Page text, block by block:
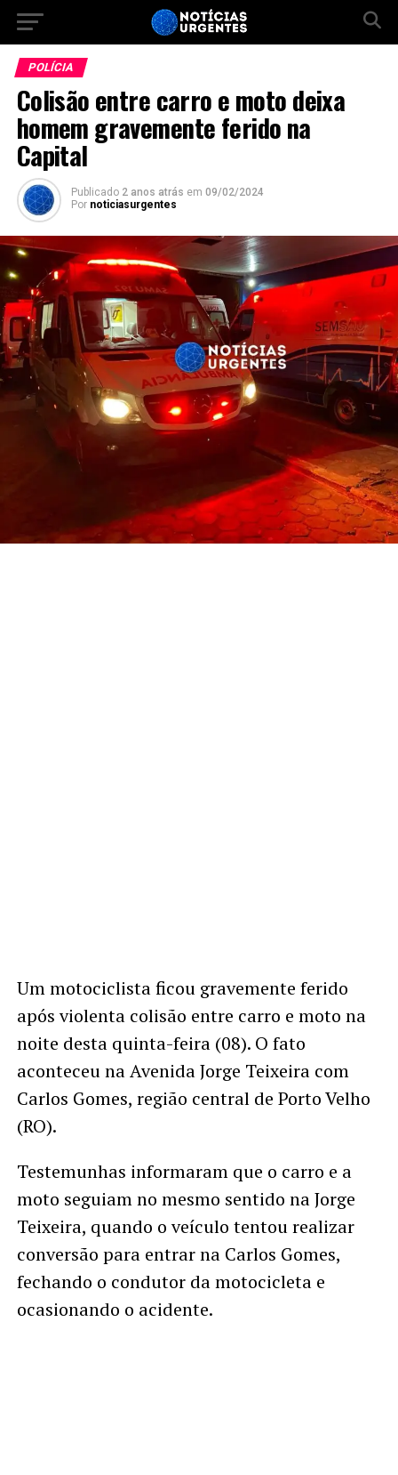
POLÍCIA
Colisão entre carro e moto deixa
homem gravemente ferido na
Capital
Publicado 2 anos atrás em 09/02/2024
Por noticiasurgentes
Um motociclista ficou gravemente ferido
após violenta colisão entre carro e moto na
noite desta quinta-feira (08). O fato
aconteceu na Avenida Jorge Teixeira com
Carlos Gomes, região central de Porto Velho
(RO).
Testemunhas informaram que o carro e a
moto seguiam no mesmo sentido na Jorge
Teixeira, quando o veículo tentou realizar
conversão para entrar na Carlos Gomes,
fechando o condutor da motocicleta e
ocasionando o acidente.